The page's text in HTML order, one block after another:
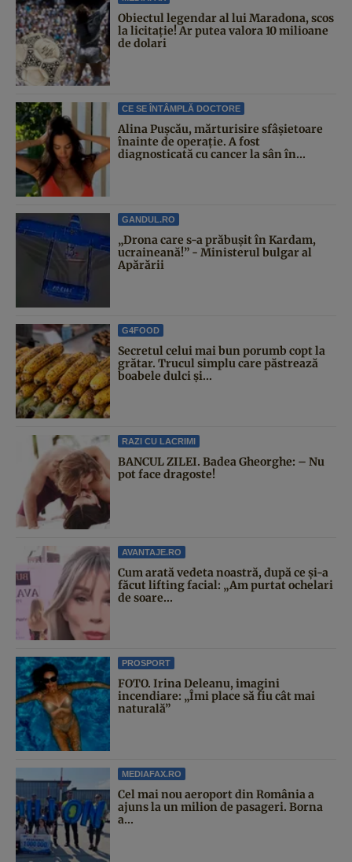
Obiectul legendar al lui Maradona, scos
la licitație! Ar putea valora 10 milioane
de dolari
CE SE ÎNTÂMPLĂ DOCTORE
Alina Pușcău, mărturisire sfâșietoare
înainte de operație. A fost
diagnosticată cu cancer la sân în...
GANDUL.RO
„Drona care s-a prăbușit în Kardam,
ucraineană!” - Ministerul bulgar al
Apărării
G4FOOD
Secretul celui mai bun porumb copt la
grătar. Trucul simplu care păstrează
boabele dulci și...
RAZI CU LACRIMI
BANCUL ZILEI. Badea Gheorghe: – Nu
pot face dragoste!
AVANTAJE.RO
Cum arată vedeta noastră, după ce și-a
făcut lifting facial: „Am purtat ochelari
de soare...
PROSPORT
FOTO. Irina Deleanu, imagini
incendiare: „Îmi place să fiu cât mai
naturală”
MEDIAFAX.RO
Cel mai nou aeroport din România a
ajuns la un milion de pasageri. Borna
a...